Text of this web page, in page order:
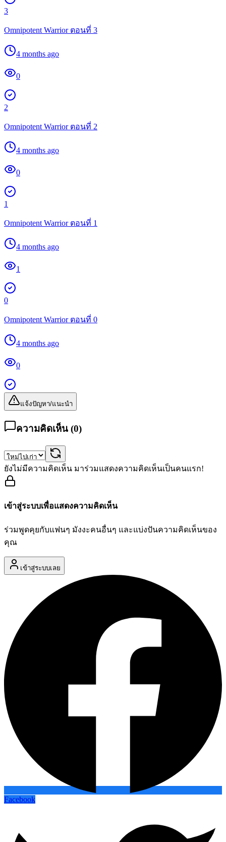
3
Omnipotent Warrior ตอนที่ 3
4 months ago
0
2
Omnipotent Warrior ตอนที่ 2
4 months ago
0
1
Omnipotent Warrior ตอนที่ 1
4 months ago
1
0
Omnipotent Warrior ตอนที่ 0
4 months ago
0
แจ้งปัญหา/แนะนำ
ความคิดเห็น (0)
ยังไม่มีความคิดเห็น มาร่วมแสดงความคิดเห็นเป็นคนแรก!
เข้าสู่ระบบเพื่อแสดงความคิดเห็น
ร่วมพูดคุยกับแฟนๆ มังงะคนอื่นๆ และแบ่งปันความคิดเห็นของ
คุณ
เข้าสู่ระบบเลย
Facebook